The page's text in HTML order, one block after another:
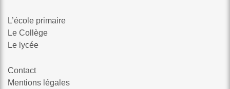
L’école primaire
Le Collège
Le lycée
Contact
Mentions légales